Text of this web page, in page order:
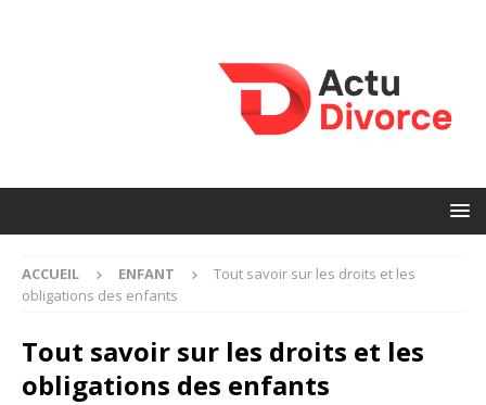
ACCUEIL ENFANT
Tout savoir sur les droits et les
obligations des enfants
Tout savoir sur les droits et les
obligations des enfants